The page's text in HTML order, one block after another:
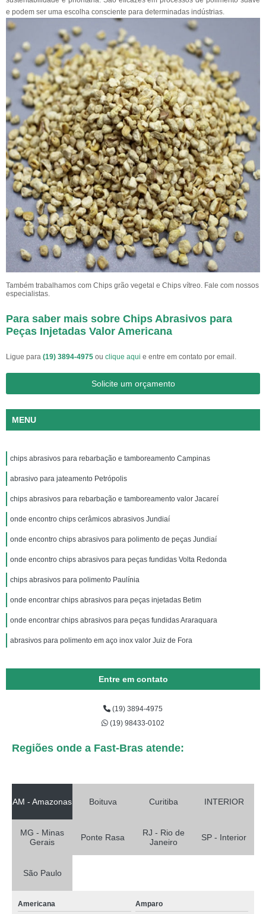
e podem ser uma escolha consciente para determinadas indústrias.
Também trabalhamos com Chips grão vegetal e Chips vítreo. Fale com nossos
especialistas.
Para saber mais sobre Chips Abrasivos para
Peças Injetadas Valor Americana
Ligue para (19) 3894-4975 ou clique aqui e entre em contato por email.
Solicite um orçamento
MENU
chips abrasivos para rebarbação e tamboreamento Campinas
abrasivo para jateamento Petrópolis
chips abrasivos para rebarbação e tamboreamento valor Jacareí
onde encontro chips cerâmicos abrasivos Jundiaí
onde encontro chips abrasivos para polimento de peças Jundiaí
onde encontro chips abrasivos para peças fundidas Volta Redonda
chips abrasivos para polimento Paulínia
onde encontrar chips abrasivos para peças injetadas Betim
onde encontrar chips abrasivos para peças fundidas Araraquara
abrasivos para polimento em aço inox valor Juiz de Fora
Entre em contato
(19) 3894-4975
(19) 98433-0102
Regiões onde a Fast-Bras atende:
AM - Amazonas Boituva Curitiba INTERIOR
MG - Minas
Gerais
Ponte Rasa
RJ - Rio de
Janeiro
SP - Interior
São Paulo
Americana Amparo